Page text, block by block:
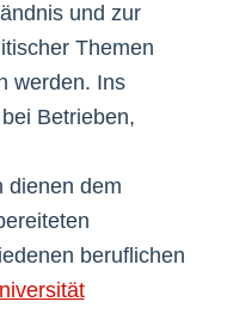
und zur
Themen
werden. Ins
Betrieben,
dienen dem
beruflichen